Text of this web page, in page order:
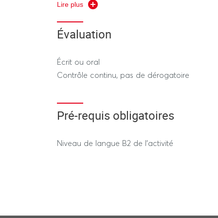
the subject is to familiarize students with
theoretical approaches – to discover
Lire plus
Évaluation
Écrit ou oral
Contrôle continu, pas de dérogatoire
Pré-requis obligatoires
Niveau de langue B2 de l'activité